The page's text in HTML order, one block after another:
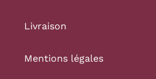
Livraison
Mentions légales